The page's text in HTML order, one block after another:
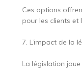
Ces options
pour les clients et
7. L’impact de la
La législation